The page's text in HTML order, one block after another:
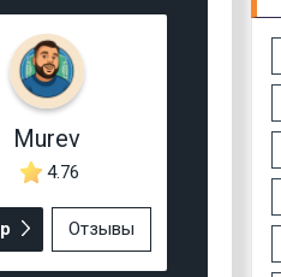
Murev
4.76
Отзывы